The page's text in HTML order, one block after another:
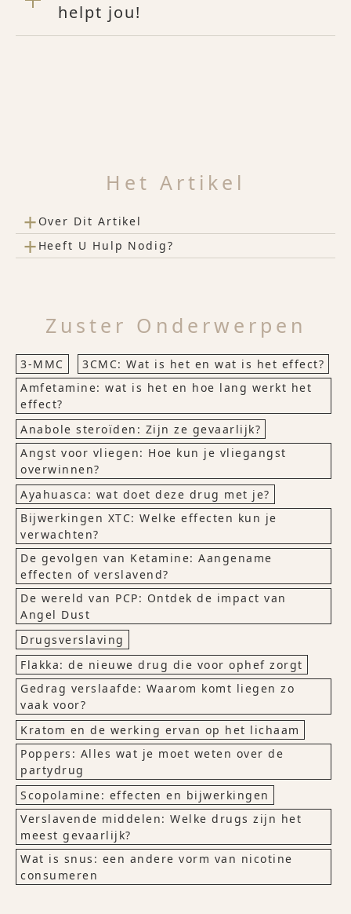
helpt jou!
Het Artikel
+ Over Dit Artikel
+ Heeft U Hulp Nodig?
Zuster Onderwerpen
3-MMC
3CMC: Wat is het en wat is het effect?
Amfetamine: wat is het en hoe lang werkt het
effect?
Anabole steroïden: Zijn ze gevaarlijk?
Angst voor vliegen: Hoe kun je vliegangst
overwinnen?
Ayahuasca: wat doet deze drug met je?
Bijwerkingen XTC: Welke effecten kun je
verwachten?
De gevolgen van Ketamine: Aangename
effecten of verslavend?
De wereld van PCP: Ontdek de impact van
Angel Dust
Drugsverslaving
Flakka: de nieuwe drug die voor ophef zorgt
Gedrag verslaafde: Waarom komt liegen zo
vaak voor?
Kratom en de werking ervan op het lichaam
Poppers: Alles wat je moet weten over de
partydrug
Scopolamine: effecten en bijwerkingen
Verslavende middelen: Welke drugs zijn het
meest gevaarlijk?
Wat is snus: een andere vorm van nicotine
consumeren